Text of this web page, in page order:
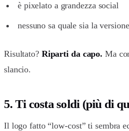
è pixelato a grandezza social
nessuno sa quale sia la
Risultato? Riparti da capo. Ma
slancio.
5. Ti costa soldi (più di
Il logo fatto “low-cost” ti sembra